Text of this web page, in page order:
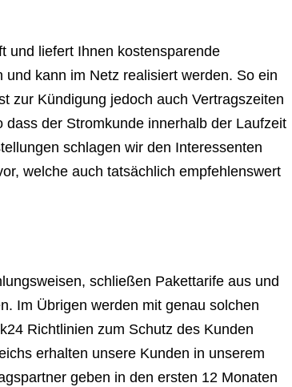
und liefert Ihnen kostensparende
kann im Netz realisiert werden. So ein
zur Kündigung jedoch auch Vertragszeiten
der Stromkunde innerhalb der Laufzeit
schlagen wir den Interessenten
welche auch tatsächlich empfehlenswert
schließen Pakettarife aus und
Im Übrigen werden mit genau solchen
Richtlinien zum Schutz des Kunden
erhalten unsere Kunden in unserem
geben in den ersten 12 Monaten